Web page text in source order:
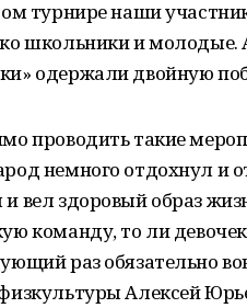
турнире наши
школьники и молодые.
одержали двойную
проводить такие
немного отдохнул и
вел здоровый образ
команду, то ли
раз обязательно
Алексей